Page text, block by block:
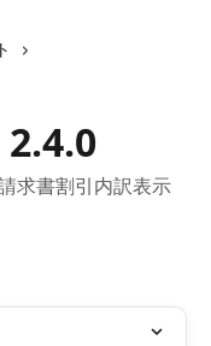
求書割引内訳表示